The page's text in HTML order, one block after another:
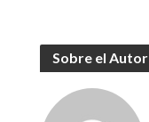
Sobre el Autor